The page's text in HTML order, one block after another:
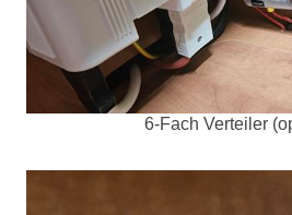
6-Fach Verteiler